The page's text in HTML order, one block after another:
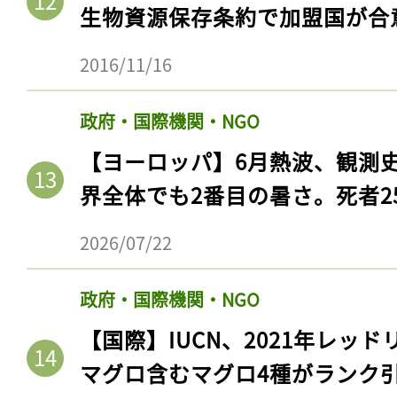
生物資源保存条約で加盟国が合
2016/11/16
政府・国際機関・NGO
【ヨーロッパ】6月熱波、観
界全体でも2番目の暑さ。死者
2026/07/22
政府・国際機関・NGO
【国際】IUCN、2021年レッ
マグロ含むマグロ4種がランク